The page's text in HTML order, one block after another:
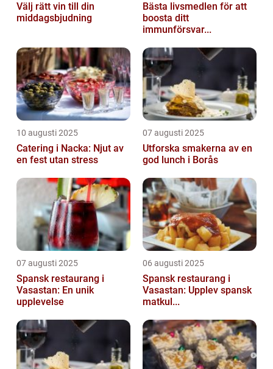
Välj rätt vin till din
middagsbjudning
Bästa livsmedlen för att
boosta ditt
immunförsvar...
10 augusti 2025
Catering i Nacka: Njut av
en fest utan stress
07 augusti 2025
Utforska smakerna av en
god lunch i Borås
07 augusti 2025
Spansk restaurang i
Vasastan: En unik
upplevelse
06 augusti 2025
Spansk restaurang i
Vasastan: Upplev spansk
matkul...